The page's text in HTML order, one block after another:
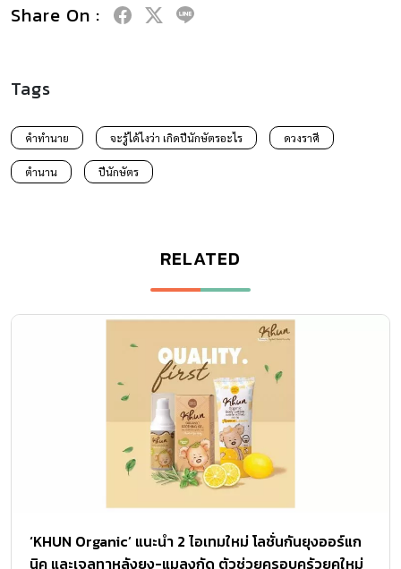
Share On :
Tags
คำทำนาย จะรู้ได้ไงว่า เกิดปีนักษัตรอะไร ดวงราศี
ตำนาน ปีนักษัตร
RELATED
‘KHUN Organic’ แนะนำ 2 ไอเทมใหม่ โลชั่นกันยุงออร์แก
นิค และเจลทาหลังยุง-แมลงกัด ตัวช่วยครอบครัวยุคใหม่